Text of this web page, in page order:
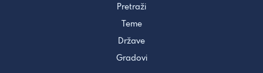
Pretraži
Teme
Države
Gradovi